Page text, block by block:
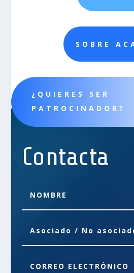
SOBRE
¿QUIERES SER
PATROCINADOR?
Contacta